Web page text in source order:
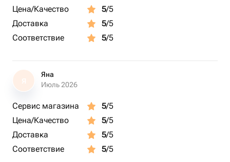
Цена/Качество
5/5
Доставка
5/5
Соответствие
5/5
Я
Яна
Июль 2026
Сервис магазина 5/5
Цена/Качество
5/5
Доставка
5/5
Соответствие
5/5